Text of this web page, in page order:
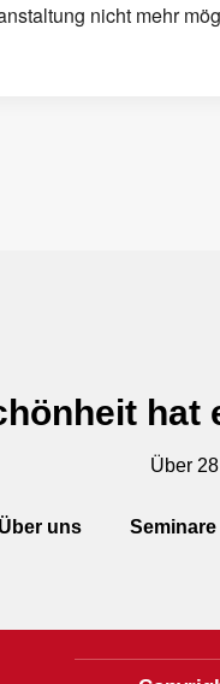
nicht mehr
hat
Über
Über uns Seminare